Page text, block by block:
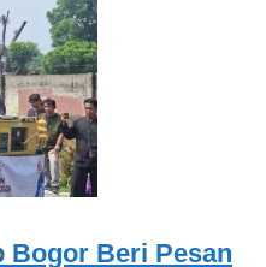
Bogor Beri Pesan